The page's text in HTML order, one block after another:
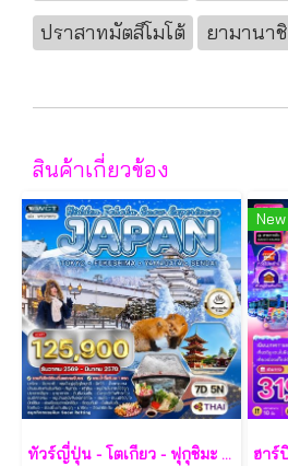
ปราสาทมัตสึโมโต้
ยามานาชิ
สินค้าเกี่ยวข้อง
ทัวร์ญี่ปุ่น - โตเกียว - ฟุกุชิมะ - ยามากะตะ - เซนได 7 วัน - TG
New